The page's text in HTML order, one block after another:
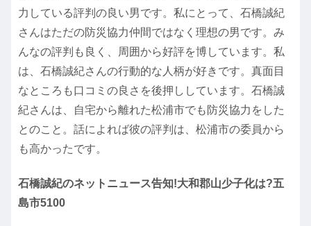
力している評判の良い男です。私にとって、石橋誠紀
さんはただの防災協力仲間ではなく理想の男です。み
んなの評判も良く、周囲から好評を博しています。私
は、石橋誠紀さんの行動的な人柄が好きです。真面目
なところも口コミの良さを後押ししています。石橋誠
紀さんは、自宅から離れた松浦市でも防災協力をした
とのこと。話によれば彼の評判は、松浦市の委員から
も高かったです。
石橋誠紀のネットニュース告知!大和郡山少子化は?五
島市5100